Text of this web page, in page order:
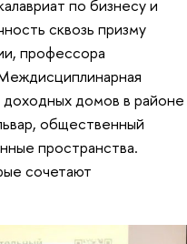
по бизнесу и
сквозь призму
профессора
доходных домов в районе
общественный
пространства.
сочетают